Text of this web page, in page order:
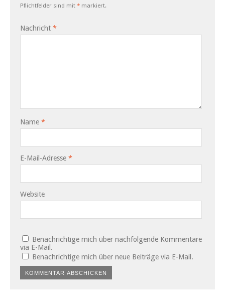
Pflichtfelder sind mit * markiert.
Nachricht *
Name *
E-Mail-Adresse *
Website
Benachrichtige mich über nachfolgende Kommentare
via E-Mail.
Benachrichtige mich über neue Beiträge via E-Mail.